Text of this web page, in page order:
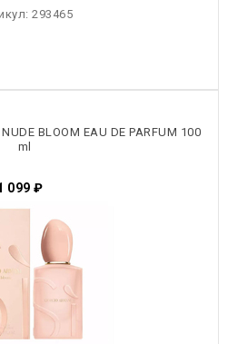
293465
BLOOM EAU DE PARFUM 100
ml
099 ₽